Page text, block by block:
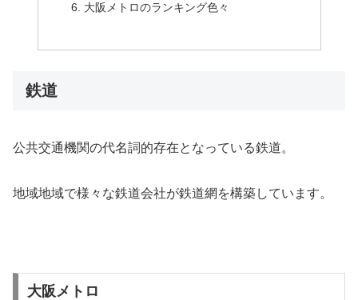
大阪メトロのランキング色々
鉄道
公共交通機関の代名詞的存在となっている鉄道。
地域地域で様々な鉄道会社が鉄道網を構築しています。
大阪メトロ